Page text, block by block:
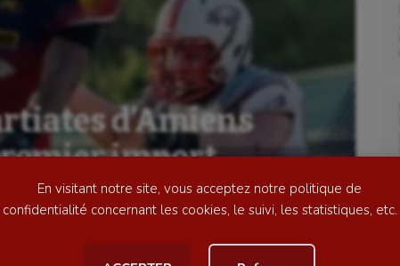
En visitant notre site, vous acceptez notre politique de
confidentialité concernant les cookies, le suivi, les statistiques, etc.
Kayak-polo
Korfbal
Longue paume
Moto
Natation artistique
d’Amiens
import